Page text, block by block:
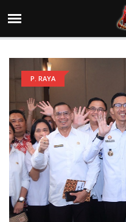
P. RAYA